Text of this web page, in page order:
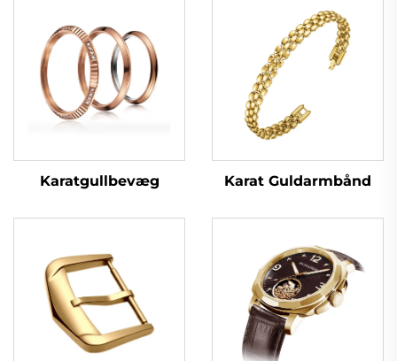
Karatgullbevæg Karat Guldarmbånd